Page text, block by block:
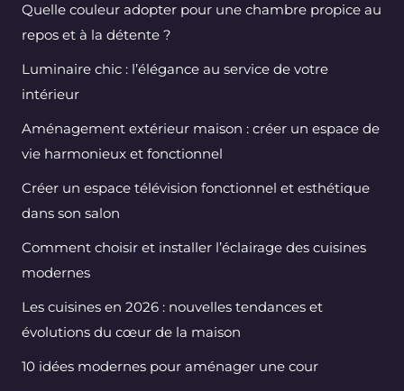
Quelle couleur adopter pour une chambre propice au
repos et à la détente ?
Luminaire chic : l’élégance au service de votre
intérieur
Aménagement extérieur maison : créer un espace de
vie harmonieux et fonctionnel
Créer un espace télévision fonctionnel et esthétique
dans son salon
Comment choisir et installer l’éclairage des cuisines
modernes
Les cuisines en 2026 : nouvelles tendances et
évolutions du cœur de la maison
10 idées modernes pour aménager une cour